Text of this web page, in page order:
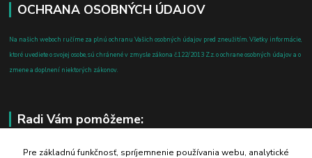
OCHRANA OSOBNÝCH ÚDAJOV
Na našich weboch ručíme za plnú ochranu Vašich osobných údajov pred zneužitím. Všetky informácie,
ktoré uvediete o svojej osobe, sú chránené v zmysle zákona č.122/2013 Z.z. o ochrane osobných údajov a o
zmene a doplnení niektorých zákonov.
Radi Vám pomôžeme:
+421 908 700 612
Pre základnú funkčnosť, spríjemnenie používania webu, analytické